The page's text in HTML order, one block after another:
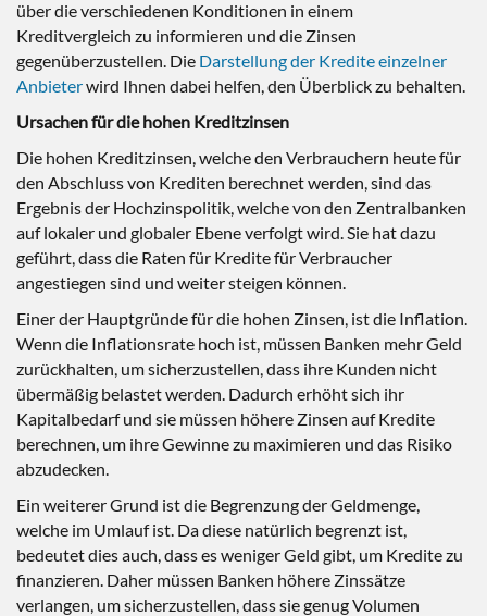
über die verschiedenen Konditionen in einem
Kreditvergleich zu informieren und die Zinsen
gegenüberzustellen. Die Darstellung der Kredite einzelner
Anbieterwird Ihnen dabei helfen, den Überblick zu behalten.
Ursachen für die hohen Kreditzinsen
Die hohen Kreditzinsen, welche den Verbrauchern heute für
den Abschluss von Krediten berechnet werden, sind das
Ergebnis der Hochzinspolitik, welche von den Zentralbanken
auf lokaler und globaler Ebene verfolgt wird. Sie hat dazu
geführt, dass die Raten für Kredite für Verbraucher
angestiegen sind und weiter steigen können.
Einer der Hauptgründe für die hohen Zinsen, ist die Inflation.
Wenn die Inflationsrate hoch ist, müssen Banken mehr Geld
zurückhalten, um sicherzustellen, dass ihre Kunden nicht
übermäßig belastet werden. Dadurch erhöht sich ihr
Kapitalbedarf und sie müssen höhere Zinsen auf Kredite
berechnen, um ihre Gewinne zu maximieren und das Risiko
abzudecken.
Ein weiterer Grund ist die Begrenzung der Geldmenge,
welche im Umlauf ist. Da diese natürlich begrenzt ist,
bedeutet dies auch, dass es weniger Geld gibt, um Kredite zu
finanzieren. Daher müssen Banken höhere Zinssätze
verlangen, um sicherzustellen, dass sie genug Volumen